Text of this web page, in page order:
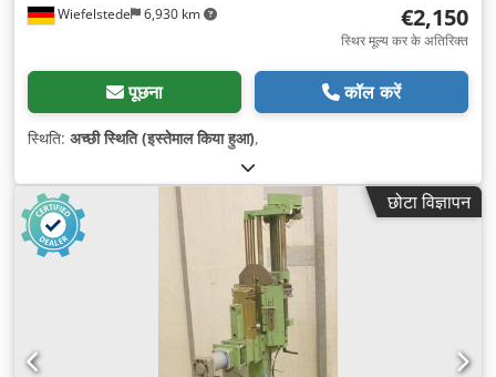
Wiefelstede 6,930 km €2,150
स्थिर मूल्य कर के अतिरिक्त
पूछना कॉल करें
स्थिति: अच्छी स्थिति (इस्तेमाल किया हुआ),
छोटा विज्ञापन